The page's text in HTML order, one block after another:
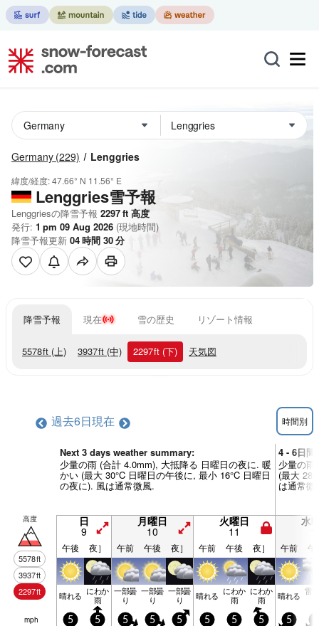
Germany (229) Lenggries
緯度/経度:47.66° N 11.56° E
Lenggries雪予報
Lenggriesの降雪予報 2297ft 高度
発行: 1 pm 09 Aug 2026 (現地時間)
降雪予報更新 04時間 30分
降雪予報 現在 雪の歴史 リゾート情報
5578ft (上) 3937ft (中) 2297ft (下) 天気図
過去6日現在 時間別
Next 3 days weather summary:
少量の雨 (合計 4.0mm), 大抵降る 日曜日の夜に. 暖
かい (最大 30°C 日曜日の午後に, 最小 16°C 日曜日
の夜に). 風は通常微風.
4 - 6日
少量の
(最大
は通常微
高度
5578ft
3937ft
2297ft
日
9
月曜日
10
火曜日
11
水
午後 夜］ 午前 午後 夜］ 午前 午後 夜］ 午前 午
晴れる にわか
雨
一部曇
り
一部曇
り
一部曇
り 晴れる にわか
雨
にわか
雨 晴れる 雷
mph 5 5 5 5 5 5 5 5 5